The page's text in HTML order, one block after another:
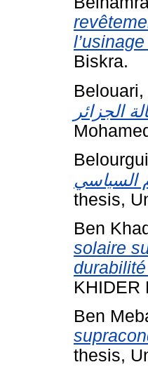
Biskra.
thesis,
Ben
solaire
KHIDER
Ben
thesis,